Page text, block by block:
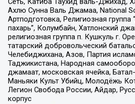
Ахлю Сунна Валь Джамаа, National
Артподготовка, Религиозная
пахарь”, Колумбайн, Хатлонский
религиозная группа п. Кушкуль г.
татарский добровольческий
Челебиджихана, Азов, Партия
Таджикистана, Народная
джамаат, московская ячейка,
Маньяки Культ Убийц, Молодёжь
Легион Свобода России, Айдар,
корпус